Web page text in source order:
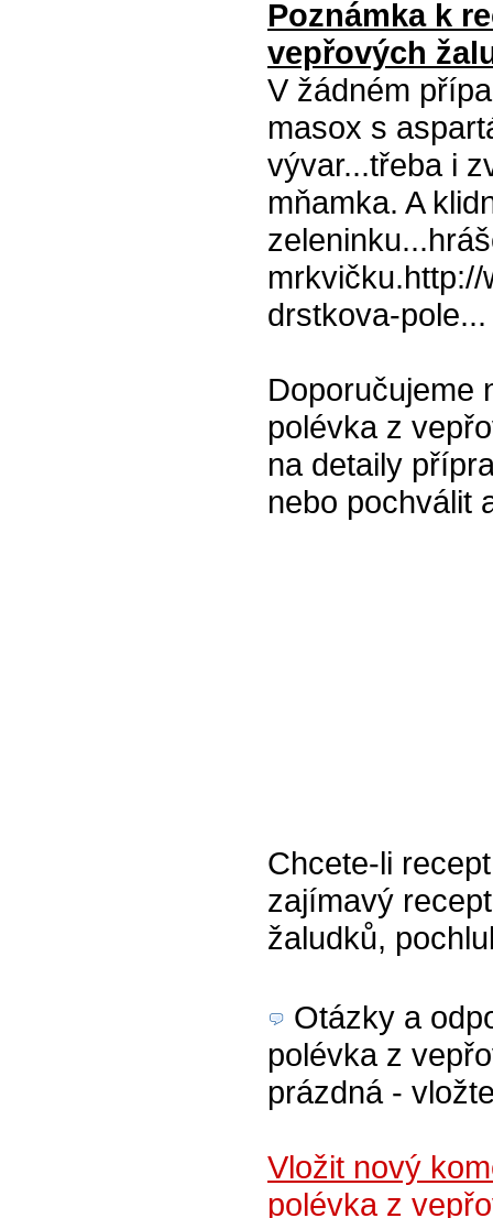
Poznámka k
vepřových
V žádném
masox s
vývar...třeba i
mňamka. A
drstkova-pole...
Doporučujeme
polévka z
na detaily
nebo pochválit
Chcete-li
zajímavý
žaludků,
Otázky a
polévka z
prázdná -
Vložit nový
polévka z